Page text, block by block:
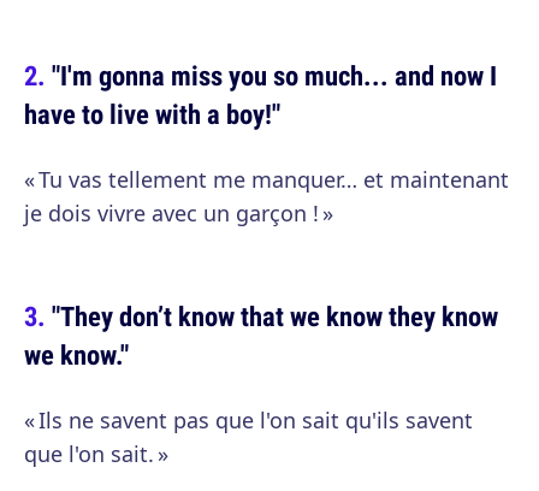
"I'm gonna miss you so much... and now I
have to live with a boy!"
« Tu vas tellement me manquer… et maintenant
je dois vivre avec un garçon ! »
"They don’t know that we know they know
we know."
« Ils ne savent pas que l'on sait qu'ils savent
que l'on sait. »